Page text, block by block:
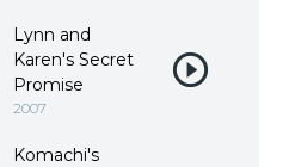
Lynn and
Karen's Secret
Promise
2007
Komachi's